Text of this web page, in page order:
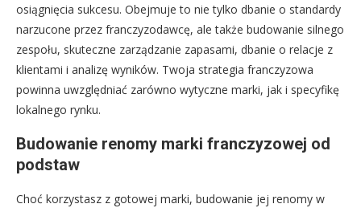
osiągnięcia sukcesu. Obejmuje to nie tylko dbanie o standardy
narzucone przez franczyzodawcę, ale także budowanie silnego
zespołu, skuteczne zarządzanie zapasami, dbanie o relacje z
klientami i analizę wyników. Twoja strategia franczyzowa
powinna uwzględniać zarówno wytyczne marki, jak i specyfikę
lokalnego rynku.
Budowanie renomy marki franczyzowej od
podstaw
Choć korzystasz z gotowej marki, budowanie jej renomy w